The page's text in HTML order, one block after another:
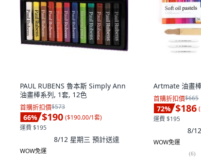
PAUL RUBENS 魯本斯 Simply Ann
油畫棒系列, 1套, 12色
首購折扣價$573
66% $190 ($190.00/1套)
運費 $195
8/12 星期三 預計送達
WOW免運
Artmate 油畫
首購折扣價$665
72% $186 (
運費 $195
8/
WOW免運
(6)